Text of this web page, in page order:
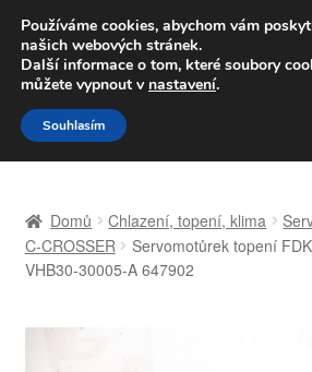
DOPRAVA od
Volejte po-pá 9-16
Přeskočit
na
navigaci
Přejít
k
obsahu
Celosvětová doprava
Domů Chlazení, topení, klima
C-CROSSER
Servomotůrek topení
VHB30-30005-A 647902
Používáme cookies, abychom vám
našich webových stránek.
Další informace o tom, které soubory
můžete vypnout v nastavení.
Souhlasím